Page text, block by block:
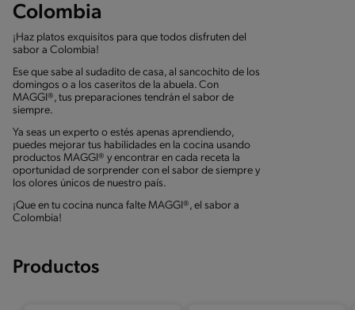
Colombia
¡Haz platos exquisitos para que todos disfruten del
sabor a Colombia!
Ese que sabe al sudadito de casa, al sancochito de los
domingos o a los caseritos de la abuela. Con
MAGGI®, tus preparaciones tendrán el sabor de
siempre.
Ya seas un experto o estés apenas aprendiendo,
puedes mejorar tus habilidades en la cocina usando
productos MAGGI® y encontrar en cada receta la
oportunidad de sorprender con el sabor de siempre y
los olores únicos de nuestro país.
¡Que en tu cocina nunca falte MAGGI®, el sabor a
Colombia!
Productos